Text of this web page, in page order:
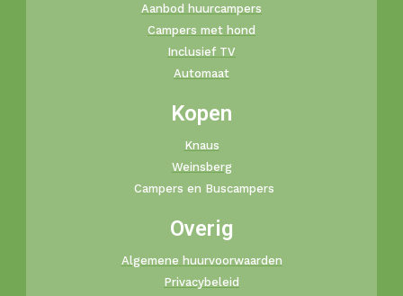
Aanbod huurcampers
Campers met hond
Inclusief TV
Automaat
Kopen
Knaus
Weinsberg
Campers en Buscampers
Overig
Algemene huurvoorwaarden
Privacybeleid